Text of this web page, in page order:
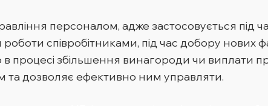
персоналом, адже застосовується під час
співробітниками, під час добору нових
в процесі збільшення винагороди чи виплати
та дозволяє ефективно ним управляти.